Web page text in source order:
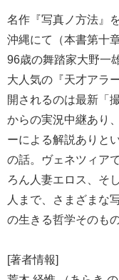
名作『写真ノ方法』
沖縄にて（本書第十
96歳の舞踏家大野一
大人気の『天才アラ
開されるのは最新「
からの実況中継あり
ーによる解説ありと
の話。ヴェネツィア
ろん人妻エロス、そ
人まで、さまざまな
の生きる哲学そのも
[著者情報]